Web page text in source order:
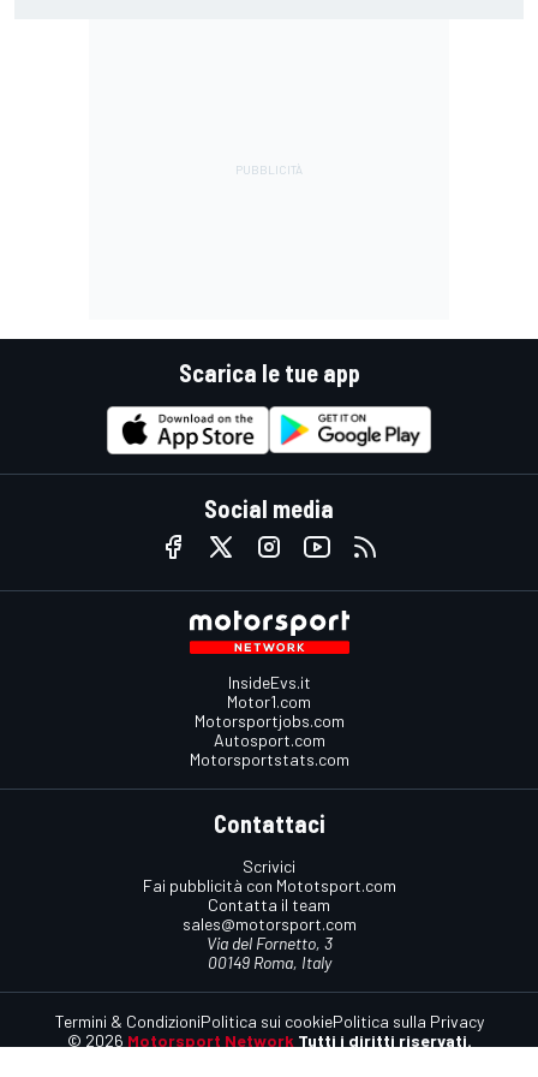
Scarica le tue app
Social media
InsideEvs.it
Motor1.com
Motorsportjobs.com
Autosport.com
Motorsportstats.com
Contattaci
Scrivici
Fai pubblicità con Mototsport.com
Contatta il team
sales@motorsport.com
Via del Fornetto, 3
00149 Roma, Italy
© 2026 Motorsport Network Tutti i diritti riservati.
Termini & CondizioniPolitica sui cookiePolitica sulla Privacy